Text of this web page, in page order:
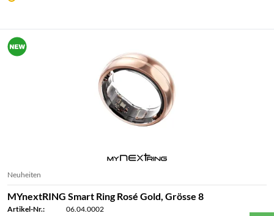
Neuheiten
MYnextRING Smart Ring Rosé Gold, Grösse 8
Artikel-Nr.:
06.04.0002